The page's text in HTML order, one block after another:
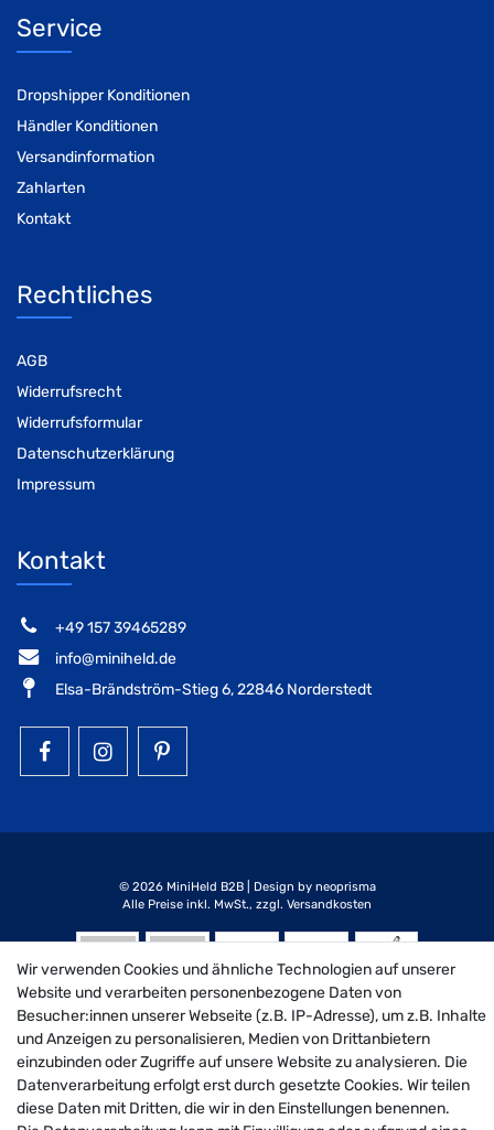
Service
Dropshipper Konditionen
Händler Konditionen
Versandinformation
Zahlarten
Kontakt
Rechtliches
AGB
Widerrufsrecht
Widerrufsformular
Datenschutzerklärung
Impressum
Kontakt
‭+49 157 39465289‬
info@miniheld.de
Elsa-Brändström-Stieg 6, 22846 Norderstedt
© 2026 MiniHeld B2B
| Design by neoprisma
Alle Preise inkl. MwSt., zzgl. Versandkosten
Wir verwenden Cookies und ähnliche Technologien auf unserer
Website und verarbeiten personenbezogene Daten von
Besucher:innen unserer Webseite (z.B. IP-Adresse), um z.B. Inhalte
und Anzeigen zu personalisieren, Medien von Drittanbietern
einzubinden oder Zugriffe auf unsere Website zu analysieren. Die
Datenverarbeitung erfolgt erst durch gesetzte Cookies. Wir teilen
diese Daten mit Dritten, die wir in den Einstellungen benennen.